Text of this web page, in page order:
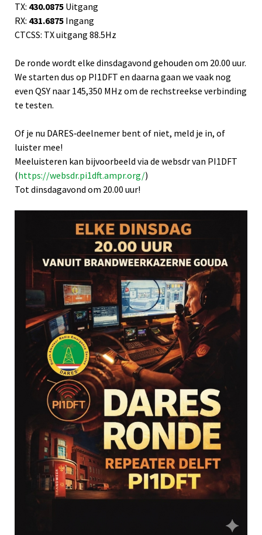
TX: 430.0875 Uitgang
RX: 431.6875 Ingang
CTCSS: TX uitgang 88.5Hz
De ronde wordt elke dinsdagavond gehouden om 20.00 uur.
We starten dus op PI1DFT en daarna gaan we vaak nog
even QSY naar 145,350 MHz om de rechstreekse verbinding
te testen.
Of je nu DARES‑deelnemer bent of niet, meld je in, of
luister mee!
Meeluisteren kan bijvoorbeeld via de websdr van PI1DFT
(https://websdr.pi1dft.ampr.org/)
Tot dinsdagavond om 20.00 uur!